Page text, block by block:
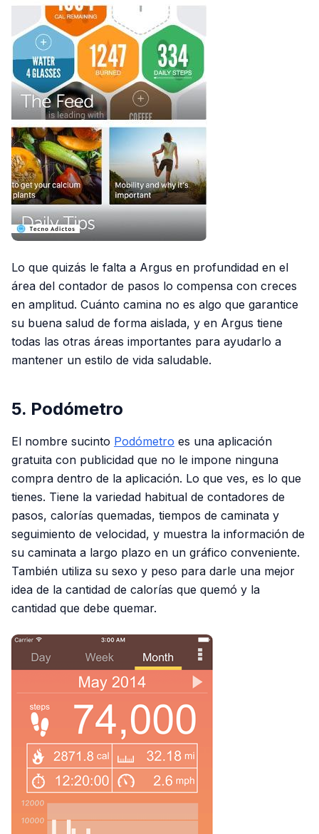
Lo que quizás le falta a Argus en profundidad en el
área del contador de pasos lo compensa con creces
en amplitud. Cuánto camina no es algo que garantice
su buena salud de forma aislada, y en Argus tiene
todas las otras áreas importantes para ayudarlo a
mantener un estilo de vida saludable.
5. Podómetro
El nombre sucinto Podómetro es una aplicación
gratuita con publicidad que no le impone ninguna
compra dentro de la aplicación. Lo que ves, es lo que
tienes. Tiene la variedad habitual de contadores de
pasos, calorías quemadas, tiempos de caminata y
seguimiento de velocidad, y muestra la información de
su caminata a largo plazo en un gráfico conveniente.
También utiliza su sexo y peso para darle una mejor
idea de la cantidad de calorías que quemó y la
cantidad que debe quemar.